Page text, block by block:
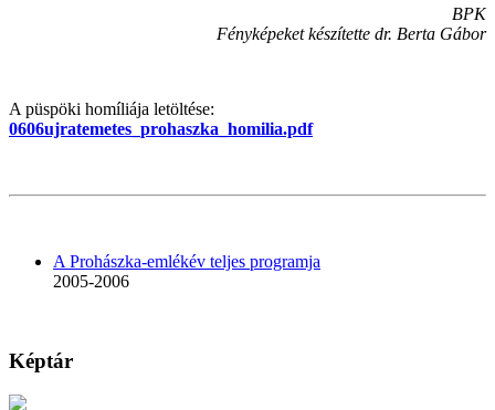
BPK
Fényképeket készítette dr. Berta Gábor
A püspöki homíliája letöltése:
0606ujratemetes_prohaszka_homilia.pdf
A Prohászka-emlékév teljes programja
2005-2006
Képtár